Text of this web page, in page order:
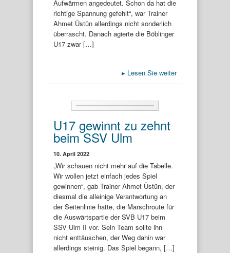
Aufwärmen angedeutet. Schon da hat die
richtige Spannung gefehlt“, war Trainer
Ahmet Üstün allerdings nicht sonderlich
überrascht. Danach agierte die Böblinger
U17 zwar […]
▸ Lesen Sie weiter
U17 gewinnt zu zehnt
beim SSV Ulm
10. April 2022
„Wir schauen nicht mehr auf die Tabelle.
Wir wollen jetzt einfach jedes Spiel
gewinnen“, gab Trainer Ahmet Üstün, der
diesmal die alleinige Verantwortung an
der Seitenlinie hatte, die Marschroute für
die Auswärtspartie der SVB U17 beim
SSV Ulm II vor. Sein Team sollte ihn
nicht enttäuschen, der Weg dahin war
allerdings steinig. Das Spiel begann, […]